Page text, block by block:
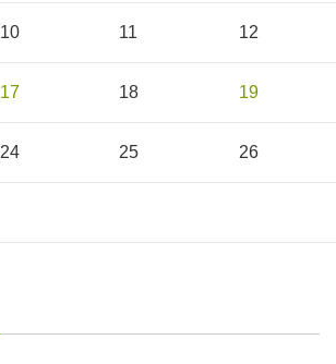
10 11 12
17 18 19
24 25 26